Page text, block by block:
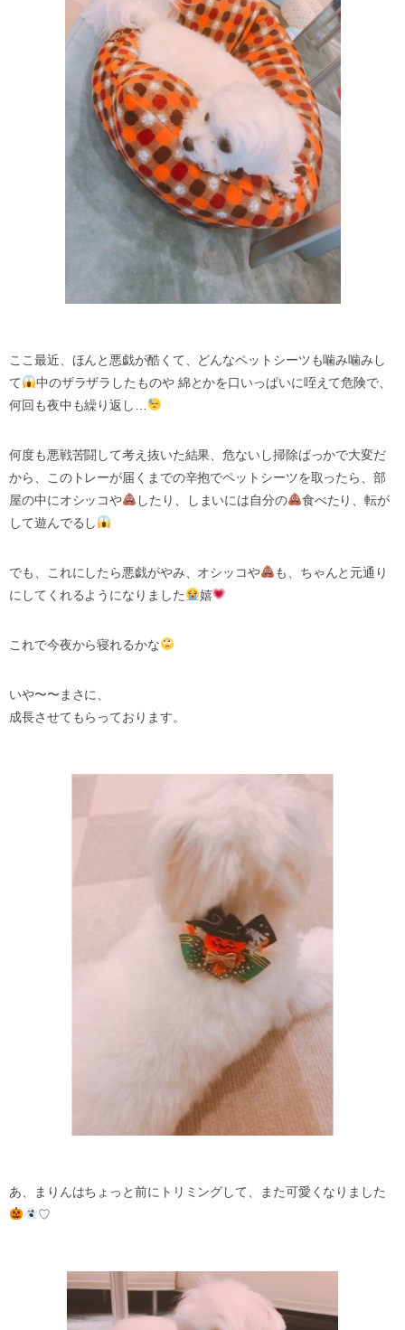
ここ最近、ほんと悪戯が酷くて、どんなペットシーツも噛み噛みし
て
中のザラザラしたものや 綿とかを口いっぱいに咥えて危険で、
何回も夜中も繰り返し…
何度も悪戦苦闘して考え抜いた結果、危ないし掃除ばっかで大変だ
から、このトレーが届くまでの辛抱でペットシーツを取ったら、部
屋の中にオシッコや
したり、しまいには自分の
食べたり、転が
して遊んでるし
でも、これにしたら悪戯がやみ、オシッコや
も、ちゃんと元通り
にしてくれるようになりました
嬉
これで今夜から寝れるかな
いや〜〜まさに、
成長させてもらっております。
あ、まりんはちょっと前にトリミングして、また可愛くなりました
♡